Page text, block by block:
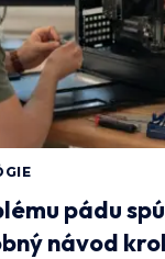
pádu
návod